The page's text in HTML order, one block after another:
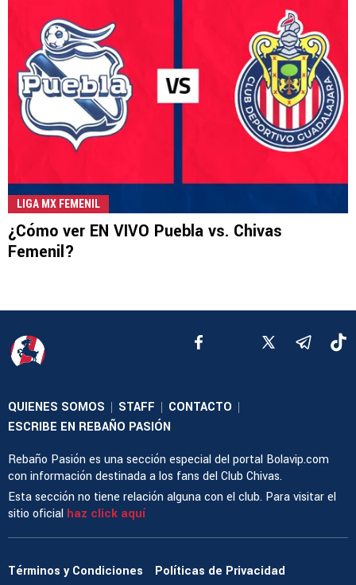
LIGA MX FEMENIL
¿Cómo ver EN VIVO Puebla vs. Chivas
Femenil?
QUIENES SOMOS STAFF CONTACTO
ESCRIBE EN REBAÑO PASIÓN
Rebaño Pasión es una sección especial del portal Bolavip.com
con información destinada a los fans del Club Chivas.
Esta sección no tiene relación alguna con el club. Para visitar el
sitio oficial haz click aquí
Términos y Condiciones
Políticas de Privacidad